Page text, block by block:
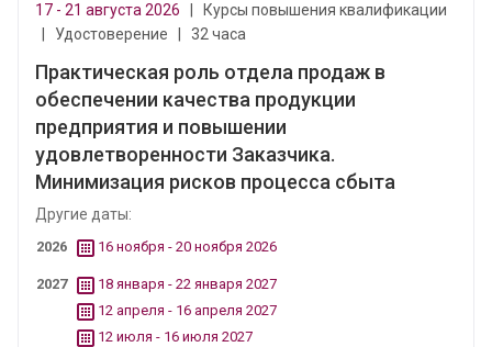
17 - 21 августа 2026
Курсы повышения квалификации
Удостоверение 32 часа
Практическая роль отдела продаж в
обеспечении качества продукции
предприятия и повышении
удовлетворенности Заказчика.
Минимизация рисков процесса сбыта
Другие даты:
2026 16 ноября - 20 ноября 2026
2027
18 января - 22 января 2027
12 апреля - 16 апреля 2027
12 июля - 16 июля 2027